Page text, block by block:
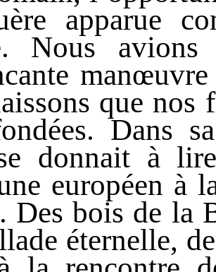
apparue
Nous
que nos
Dans
donnait à
européen à
Des bois de la
éternelle,